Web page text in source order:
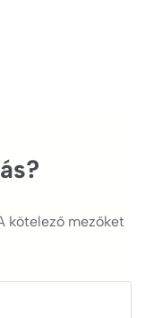
kötelező mezőket